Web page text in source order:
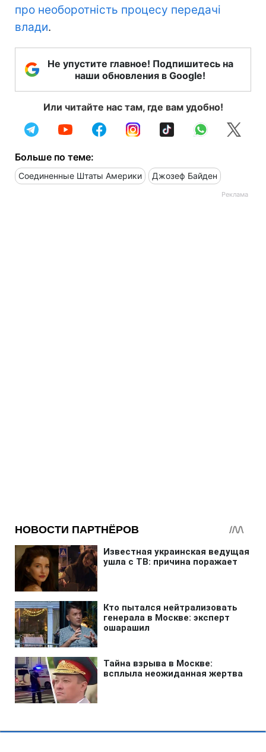
про необоротність процесу передачі
влади.
Не упустите главное! Подпишитесь на
наши обновления в Google!
Или читайте нас там, где вам удобно!
Больше по теме:
Соединенные Штаты Америки Джозеф Байден